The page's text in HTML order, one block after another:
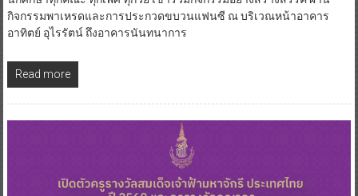
กิจกรรมพาเหรดและการประกวดขบวนแฟนซี ณ บริเวณหน้าอาคาร
อาทิตย์ อุไรรัตน์ ถึงอาคารนันทนาการ
Read more